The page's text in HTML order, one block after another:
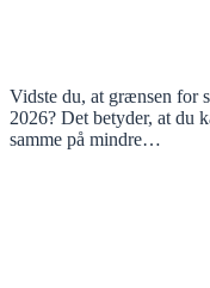
Vidste du, at grænsen for
2026? Det betyder, at du
samme på mindre…